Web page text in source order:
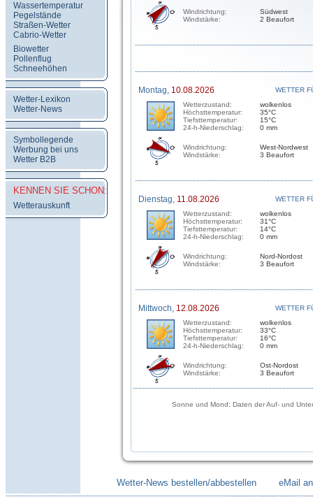
Wassertemperatur
Pegelstände
Straßen-Wetter
Cabrio-Wetter
Biowetter
Pollenflug
Schneehöhen
Wetter-Lexikon
Wetter-News
Symbollegende
Werbung bei uns
Wetter B2B
KENNEN SIE SCHON:
Wetterauskunft
Windrichtung:
Windstärke:
Südwest
2 Beaufort
Montag, 10.08.2026
WETTER
Wetterzustand:
Höchsttemperatur:
Tiefsttemperatur:
24-h-Niederschlag:
wolkenlos
35°C
15°C
0 mm
Windrichtung:
Windstärke:
West-Nordwest
3 Beaufort
Dienstag, 11.08.2026
WETTER
Wetterzustand:
Höchsttemperatur:
Tiefsttemperatur:
24-h-Niederschlag:
wolkenlos
31°C
14°C
0 mm
Windrichtung:
Windstärke:
Nord-Nordost
3 Beaufort
Mittwoch, 12.08.2026
WETTER
Wetterzustand:
Höchsttemperatur:
Tiefsttemperatur:
24-h-Niederschlag:
wolkenlos
33°C
16°C
0 mm
Windrichtung:
Windstärke:
Ost-Nordost
3 Beaufort
Sonne und Mond: Daten der Auf- und
Wetter-News bestellen/abbestellen eMail